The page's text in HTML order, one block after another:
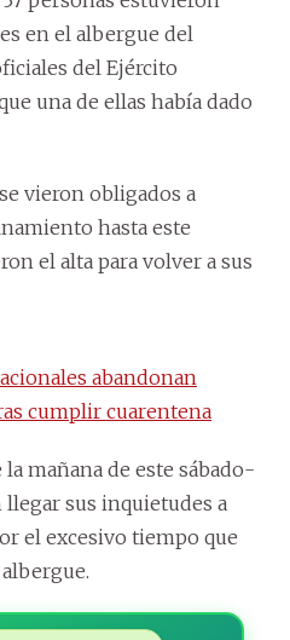
en el albergue del
del Ejército
una de ellas había dado
vieron obligados a
hasta este
el alta para volver a sus
abandonan
cumplir cuarentena
mañana de este sábado-
sus inquietudes a
el excesivo tiempo que